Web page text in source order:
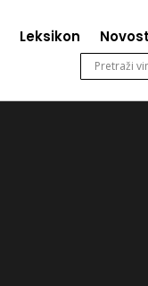
Leksikon